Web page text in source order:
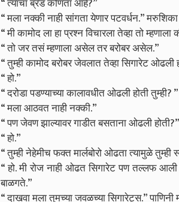
“ त्यांचा ब्रँड कोणता आहे?”
“ मला नक्की नाही सांगता येणार पटवर्धन.” मरुशिका
“ मी कामोद ला हा प्रश्न विचारला तेव्हा तो
“ तो जर तसं म्हणाला असेल तर बरोबर असेल.”
“ तुम्ही कामोद बरोबर जेवलात तेव्हा सिगारेट ओढली
“ हो.”
“ दरोडा पडण्याच्या कालावधीत ओढली होती तुम्ही? ”
“ मला आठवत नाही नक्की.”
“ पण जेवण झाल्यावर गाडीत बसताना ओढली होती?”
“ हो.”
“ तुम्ही नेहेमीच फक्त मार्लबोरो ओढता त्यामुळे
“ हो. मी रोज नाही ओढत सिगारेट पण तल्लफ
बाळगते.”
“ दाखवा मला तुमच्या जवळच्या सिगारेट्स.” पाणिनी